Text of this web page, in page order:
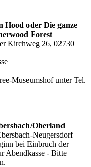
Hood oder Die ganze
Forest
Kirchweg 26, 02730
Museumshof unter Tel.
­Oberland
Neugersdorf
bei Einbruch der
Abendkasse - Bitte